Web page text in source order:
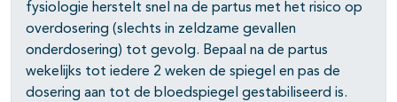
fysiologie herstelt snel na de partus met het risico op
overdosering (slechts in zeldzame gevallen
onderdosering) tot gevolg. Bepaal na de partus
wekelijks tot iedere 2 weken de spiegel en pas de
dosering aan tot de bloedspiegel gestabiliseerd is.